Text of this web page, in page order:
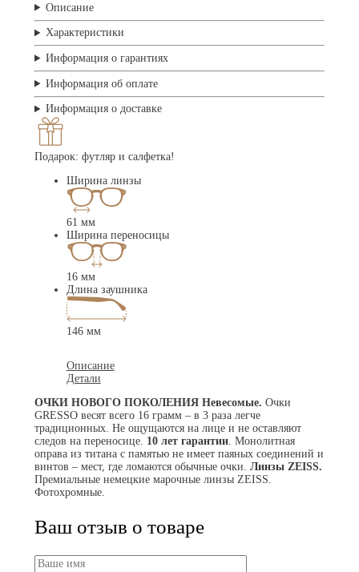
Описание
Характеристики
Информация о гарантиях
Информация об оплате
Информация о доставке
Подарок: футляр и салфетка!
Ширина линзы
61 мм
Ширина переносицы
16 мм
Длина заушника
146 мм
Описание
Детали
ОЧКИ НОВОГО ПОКОЛЕНИЯ Невесомые. Очки
GRESSO весят всего 16 грамм – в 3 раза легче
традиционных. Не ощущаются на лице и не оставляют
следов на переносице. 10 лет гарантии. Монолитная
оправа из титана с памятью не имеет паяных соединений и
винтов – мест, где ломаются обычные очки. Линзы ZEISS.
Премиальные немецкие марочные линзы ZEISS.
Фотохромные.
Ваш отзыв о товаре